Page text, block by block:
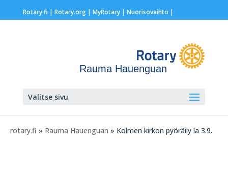
Rotary.fi | Rotary.org| MyRotary | Nuorisovaihto |
Rauma Hauenguan
Valitse sivu
rotary.fi » Rauma Hauenguan » Kolmen kirkon pyöräily la 3.9.